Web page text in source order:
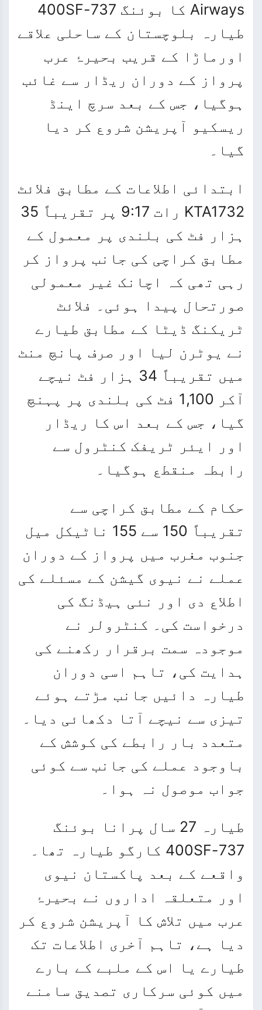
Airways کا بوئنگ 737-400SF
طیارہ بلوچستان کے ساحلی علاقے
اورماڑا کے قریب بحیرۂ عرب
پرواز کے دوران ریڈار سے غائب
ہوگیا، جس کے بعد سرچ اینڈ
ریسکیو آپریشن شروع کر دیا
گیا۔
ابتدائی اطلاعات کے مطابق فلائٹ
KTA1732 رات 9:17 پر تقریباً 35
ہزار فٹ کی بلندی پر معمول کے
مطابق کراچی کی جانب پرواز کر
رہی تھی کہ اچانک غیر معمولی
صورتحال پیدا ہوئی۔ فلائٹ
ٹریکنگ ڈیٹا کے مطابق طیارے
نے یوٹرن لیا اور صرف پانچ منٹ
میں تقریباً 34 ہزار فٹ نیچے
آکر 1,100 فٹ کی بلندی پر پہنچ
گیا، جس کے بعد اس کا ریڈار
اور ایئر ٹریفک کنٹرول سے
رابطہ منقطع ہوگیا۔
حکام کے مطابق کراچی سے
تقریباً 150 سے 155 ناٹیکل میل
جنوب مغرب میں پرواز کے دوران
عملے نے نیوی گیشن کے مسئلے کی
اطلاع دی اور نئی ہیڈنگ کی
درخواست کی۔ کنٹرولر نے
موجودہ سمت برقرار رکھنے کی
ہدایت کی، تاہم اسی دوران
طیارہ دائیں جانب مڑتے ہوئے
تیزی سے نیچے آتا دکھائی دیا۔
متعدد بار رابطے کی کوشش کے
باوجود عملے کی جانب سے کوئی
جواب موصول نہ ہوا۔
طیارہ 27 سال پرانا بوئنگ
737-400SF کارگو طیارہ تھا۔
واقعے کے بعد پاکستان نیوی
اور متعلقہ اداروں نے بحیرۂ
عرب میں تلاش کا آپریشن شروع کر
دیا ہے، تاہم آخری اطلاعات تک
طیارے یا اس کے ملبے کے بارے
میں کوئی سرکاری تصدیق سامنے